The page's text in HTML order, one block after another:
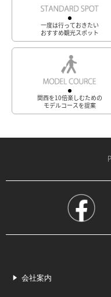
一度は行っておきたい
おすすめ観光スポット
関西を10倍楽しむための
モデルコースを提案
会社案内